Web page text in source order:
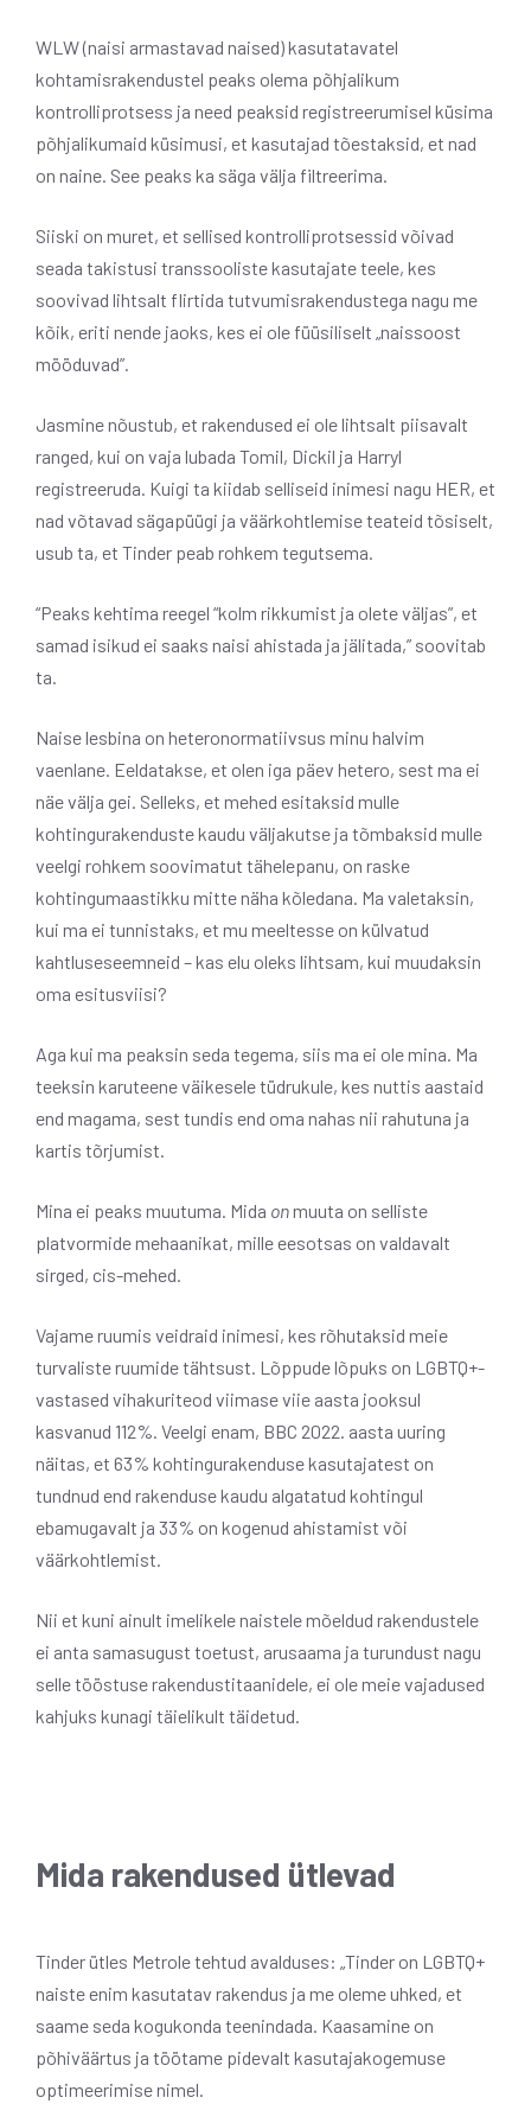
WLW (naisi armastavad naised) kasutatavatel
kohtamisrakendustel peaks olema põhjalikum
kontrolliprotsess ja need peaksid registreerumisel küsima
põhjalikumaid küsimusi, et kasutajad tõestaksid, et nad
on naine. See peaks ka säga välja filtreerima.
Siiski on muret, et sellised kontrolliprotsessid võivad
seada takistusi transsooliste kasutajate teele, kes
soovivad lihtsalt flirtida tutvumisrakendustega nagu me
kõik, eriti nende jaoks, kes ei ole füüsiliselt „naissoost
mööduvad”.
Jasmine nõustub, et rakendused ei ole lihtsalt piisavalt
ranged, kui on vaja lubada Tomil, Dickil ja Harryl
registreeruda. Kuigi ta kiidab selliseid inimesi nagu HER, et
nad võtavad sägapüügi ja väärkohtlemise teateid tõsiselt,
usub ta, et Tinder peab rohkem tegutsema.
“Peaks kehtima reegel “kolm rikkumist ja olete väljas”, et
samad isikud ei saaks naisi ahistada ja jälitada,” soovitab
ta.
Naise lesbina on heteronormatiivsus minu halvim
vaenlane. Eeldatakse, et olen iga päev hetero, sest ma ei
näe välja gei. Selleks, et mehed esitaksid mulle
kohtingurakenduste kaudu väljakutse ja tõmbaksid mulle
veelgi rohkem soovimatut tähelepanu, on raske
kohtingumaastikku mitte näha kõledana. Ma valetaksin,
kui ma ei tunnistaks, et mu meeltesse on külvatud
kahtluseseemneid – kas elu oleks lihtsam, kui muudaksin
oma esitusviisi?
Aga kui ma peaksin seda tegema, siis ma ei ole mina. Ma
teeksin karuteene väikesele tüdrukule, kes nuttis aastaid
end magama, sest tundis end oma nahas nii rahutuna ja
kartis tõrjumist.
Mina ei peaks muutuma. Mida onmuuta on selliste
platvormide mehaanikat, mille eesotsas on valdavalt
sirged, cis-mehed.
Vajame ruumis veidraid inimesi, kes rõhutaksid meie
turvaliste ruumide tähtsust. Lõppude lõpuks on LGBTQ+-
vastased vihakuriteod viimase viie aasta jooksul
kasvanud 112%. Veelgi enam, BBC 2022. aasta uuring
näitas, et 63% kohtingurakenduse kasutajatest on
tundnud end rakenduse kaudu algatatud kohtingul
ebamugavalt ja 33% on kogenud ahistamist või
väärkohtlemist.
Nii et kuni ainult imelikele naistele mõeldud rakendustele
ei anta samasugust toetust, arusaama ja turundust nagu
selle tööstuse rakendustitaanidele, ei ole meie vajadused
kahjuks kunagi täielikult täidetud.
Mida rakendused ütlevad
Tinder ütles Metrole tehtud avalduses: „Tinder on LGBTQ+
naiste enim kasutatav rakendus ja me oleme uhked, et
saame seda kogukonda teenindada. Kaasamine on
põhiväärtus ja töötame pidevalt kasutajakogemuse
optimeerimise nimel.